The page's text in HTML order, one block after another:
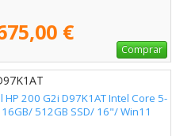
€
Comprar
HP 200 G2i D97K1AT Intel Core 5-
512GB SSD/ 16"/ Win11